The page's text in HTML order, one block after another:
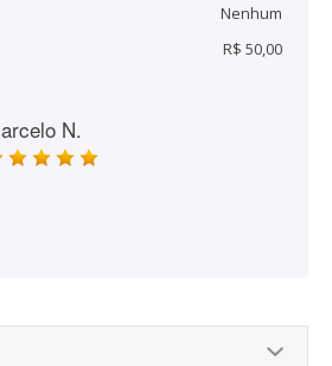
Nenhum
R$ 50,00
N.